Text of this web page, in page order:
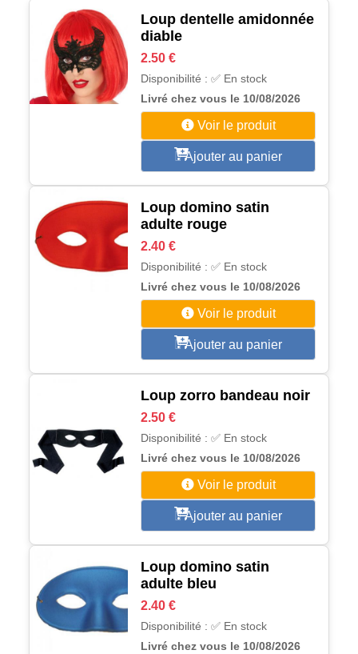
Loup dentelle amidonnée
diable
2.50 €
Disponibilité : ✅ En stock
Livré chez vous le 10/08/2026
Voir le produit
Ajouter au panier
Loup domino satin
adulte rouge
2.40 €
Disponibilité : ✅ En stock
Livré chez vous le 10/08/2026
Voir le produit
Ajouter au panier
Loup zorro bandeau noir
2.50 €
Disponibilité : ✅ En stock
Livré chez vous le 10/08/2026
Voir le produit
Ajouter au panier
Loup domino satin
adulte bleu
2.40 €
Disponibilité : ✅ En stock
Livré chez vous le 10/08/2026